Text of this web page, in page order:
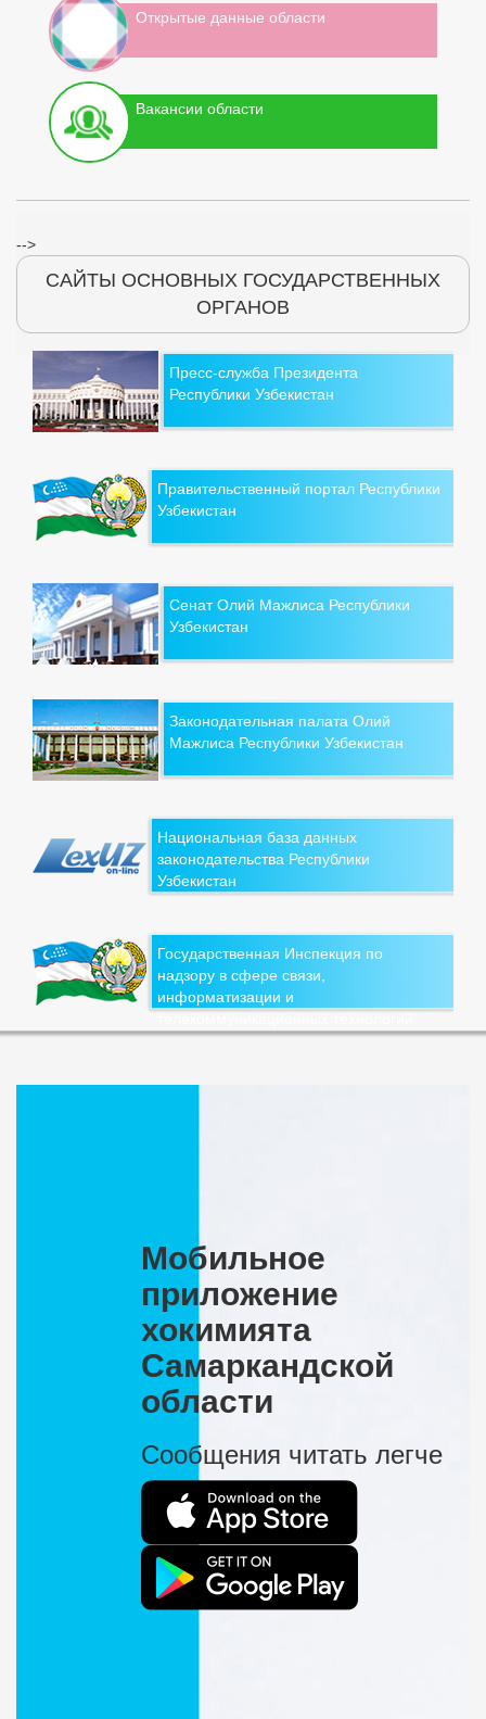
Открытые данные области
Вакансии области
-->
САЙТЫ ОСНОВНЫХ ГОСУДАРСТВЕННЫХ
ОРГАНОВ
Пресс-служба Президента
Республики Узбекистан
Правительственный портал Республики
Узбекистан
Сенат Олий Мажлиса Республики
Узбекистан
Законодательная палата Олий
Мажлиса Республики Узбекистан
Национальная база данных
законодательства Республики
Узбекистан
Государственная Инспекция по
надзору в сфере связи,
информатизации и
Мобильное
приложение
хокимията
Самаркандской
области
Сообщения читать легче